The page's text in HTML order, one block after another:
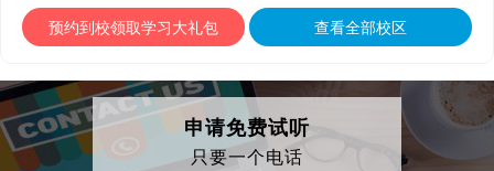
预约到校领取学习大礼包 查看全部校区
申请免费试听
只要一个电话